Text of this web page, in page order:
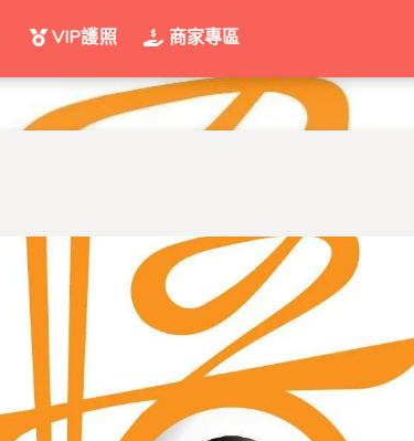
VIP護照 商家專區
悟饕池上飯包 - 歸仁中正店